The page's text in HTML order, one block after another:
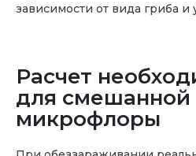
зависимости от вида гриба и
Расчет
для смешанной
микрофлоры